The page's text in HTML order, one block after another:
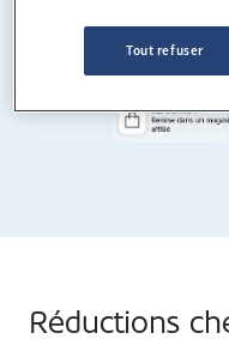
Réductions
Tout refuser